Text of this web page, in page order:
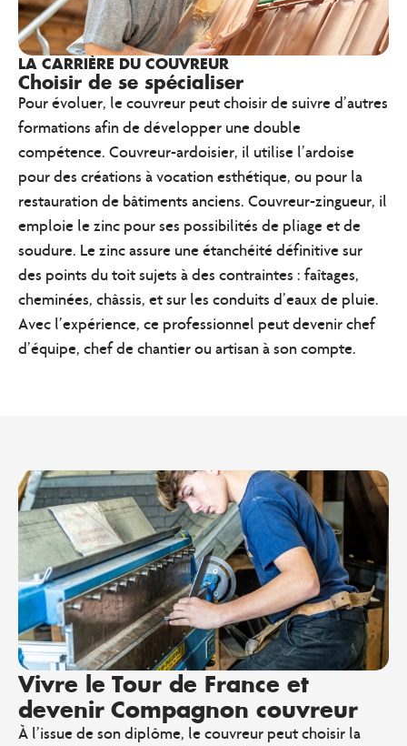
LA CARRIÈRE DU COUVREUR
Choisir de se spécialiser
Pour évoluer, le couvreur peut choisir de suivre d’autres
formations afin de développer une double
compétence. Couvreur-ardoisier, il utilise l’ardoise
pour des créations à vocation esthétique, ou pour la
restauration de bâtiments anciens. Couvreur-zingueur, il
emploie le zinc pour ses possibilités de pliage et de
soudure. Le zinc assure une étanchéité définitive sur
des points du toit sujets à des contraintes : faîtages,
cheminées, châssis, et sur les conduits d’eaux de pluie.
Avec l’expérience, ce professionnel peut devenir chef
d’équipe, chef de chantier ou artisan à son compte.
Vivre le Tour de France et
devenir Compagnon couvreur
À l’issue de son diplôme, le couvreur peut choisir la